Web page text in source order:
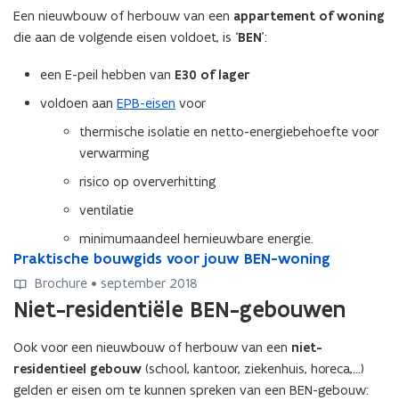
Een nieuwbouw of herbouw van een appartement of woning
die aan de volgende eisen voldoet, is ‘BEN’:
een E-peil hebben van E30 of lager
voldoen aan EPB-eisen voor
thermische isolatie en netto-energiebehoefte voor
verwarming
risico op oververhitting
ventilatie
minimumaandeel hernieuwbare energie.
P
r
k
i
s
c
Praktische bouwgids voor jouw BEN-woning
P
r
a
k
i
s
c
Brochure • september 2018
Niet-residentiële BEN-gebouwen
Ook voor een nieuwbouw of herbouw van een niet-
residentieel gebouw (school, kantoor, ziekenhuis, horeca,…)
gelden er eisen om te kunnen spreken van een BEN-gebouw: